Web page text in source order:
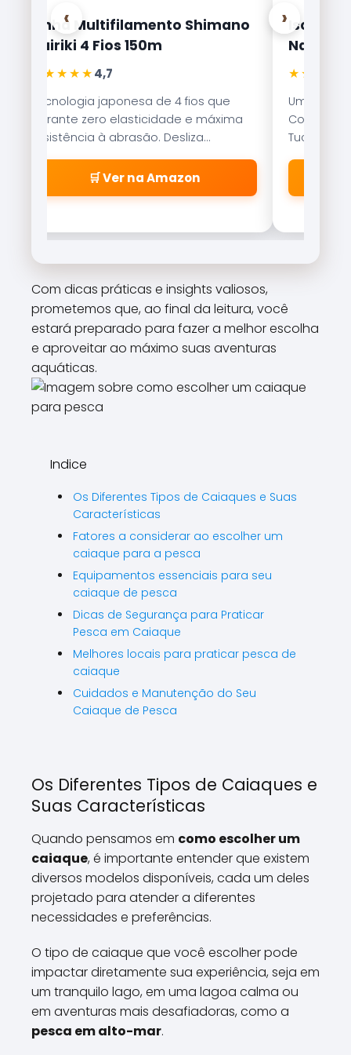
‹
Linha Multifilamento Shimano
Kairiki 4 Fios 150m
★★★★★4,7
Tecnologia japonesa de 4 fios que
garante zero elasticidade e máxima
resistência à abrasão. Desliza
suavemente pelos passadores.
🛒 Ver na Amazon
Isca
★★★★★
Uma das
Com
Tucunaré
qualquer
›
Com dicas práticas e insights valiosos,
prometemos que, ao final da leitura, você
estará preparado para fazer a melhor escolha
e aproveitar ao máximo suas aventuras
aquáticas.
Indice
Os Diferentes Tipos de Caiaques e Suas
Características
Fatores a considerar ao escolher um
caiaque para a pesca
Equipamentos essenciais para seu
caiaque de pesca
Dicas de Segurança para Praticar
Pesca em Caiaque
Melhores locais para praticar pesca de
caiaque
Cuidados e Manutenção do Seu
Caiaque de Pesca
Os Diferentes Tipos de Caiaques e
Suas Características
Quando pensamos em como escolher um
caiaque, é importante entender que existem
diversos modelos disponíveis, cada um deles
projetado para atender a diferentes
necessidades e preferências.
O tipo de caiaque que você escolher pode
impactar diretamente sua experiência, seja em
um tranquilo lago, em uma lagoa calma ou
em aventuras mais desafiadoras, como a
pesca em alto-mar.